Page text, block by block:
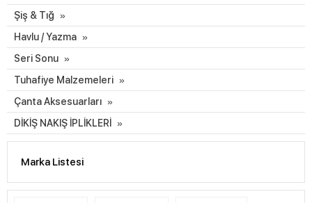
Şiş & Tığ
Havlu / Yazma
Seri Sonu
Tuhafiye Malzemeleri
Çanta Aksesuarları
DİKİŞ NAKIŞ İPLİKLERİ
Marka Listesi